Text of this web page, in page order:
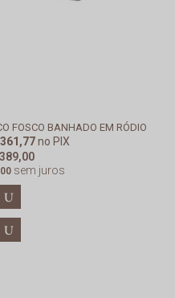
FOSCO BANHADO EM RÓDIO
361,77no PIX
sem juros
U
U